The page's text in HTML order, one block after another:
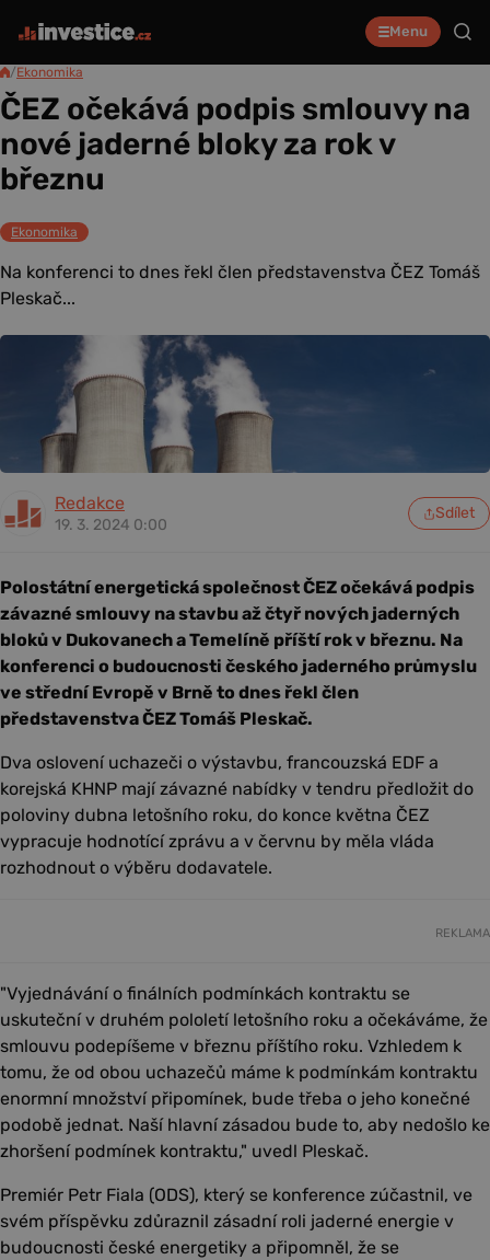
Menu
/Ekonomika
ČEZ očekává podpis smlouvy na
nové jaderné bloky za rok v
březnu
Ekonomika
Na konferenci to dnes řekl člen představenstva ČEZ Tomáš
Pleskač...
Redakce
19. 3. 2024 0:00
Sdílet
Polostátní energetická společnost ČEZ očekává podpis
závazné smlouvy na stavbu až čtyř nových jaderných
bloků v Dukovanech a Temelíně příští rok v březnu. Na
konferenci o budoucnosti českého jaderného průmyslu
ve střední Evropě v Brně to dnes řekl člen
představenstva ČEZ Tomáš Pleskač.
Dva oslovení uchazeči o výstavbu, francouzská EDF a
korejská KHNP mají závazné nabídky v tendru předložit do
poloviny dubna letošního roku, do konce května ČEZ
vypracuje hodnotící zprávu a v červnu by měla vláda
rozhodnout o výběru dodavatele.
REKLAMA
"Vyjednávání o finálních podmínkách kontraktu se
uskuteční v druhém pololetí letošního roku a očekáváme, že
smlouvu podepíšeme v březnu příštího roku. Vzhledem k
tomu, že od obou uchazečů máme k podmínkám kontraktu
enormní množství připomínek, bude třeba o jeho konečné
podobě jednat. Naší hlavní zásadou bude to, aby nedošlo ke
zhoršení podmínek kontraktu," uvedl Pleskač.
Premiér Petr Fiala (ODS), který se konference zúčastnil, ve
svém příspěvku zdůraznil zásadní roli jaderné energie v
budoucnosti české energetiky a připomněl, že se